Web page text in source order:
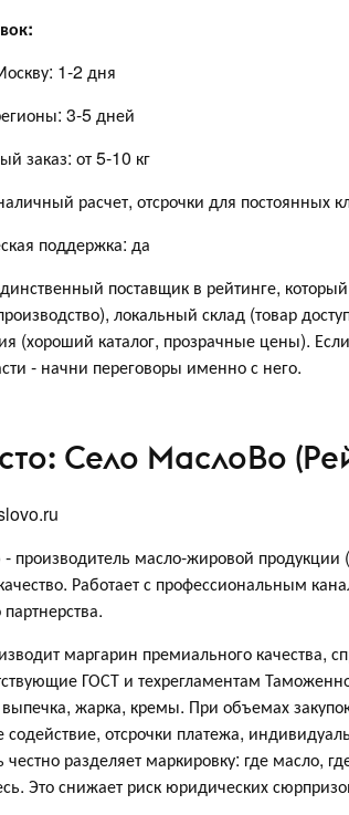
1-2 дня
3-5 дней
заказ: от 5-10 кг
расчет, отсрочки для постоянных
поддержка: да
поставщик в рейтинге,
локальный склад (товар
(хороший каталог, прозрачные цены).
- начни переговоры именно с него.
Село МаслоВо
- производитель масло-жировой
Работает с профессиональным
маргарин премиального качества,
ГОСТ и техрегламентам
жарка, кремы. При объемах
содействие, отсрочки платежа,
честно разделяет маркировку: где масло,
Это снижает риск юридических